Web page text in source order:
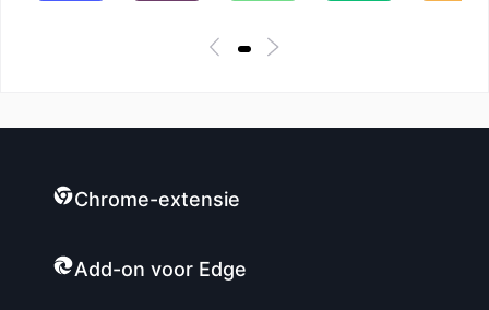
Chrome-extensie
Add-on voor Edge